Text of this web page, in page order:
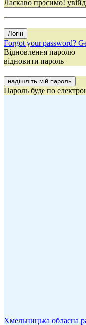
Ласкаво просимо!
Forgot your password?
Відновлення паролю
відновити пароль
Пароль буде по
Хмельницька обласна